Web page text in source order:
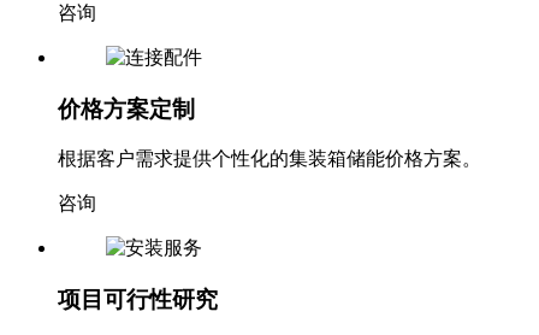
咨询
价格方案定制
根据客户需求提供个性化的集装箱储能价格方案。
咨询
项目可行性研究